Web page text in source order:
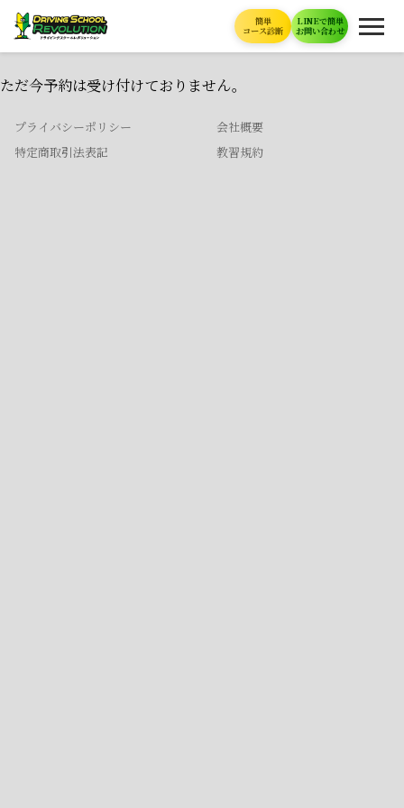
簡単
コース診断
LINEで簡単
お問い合わせ
ただ今予約は受け付けておりません。
プライバシーポリシー
会社概要
特定商取引法表記
教習規約